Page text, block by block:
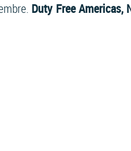
Duty Free Americas,